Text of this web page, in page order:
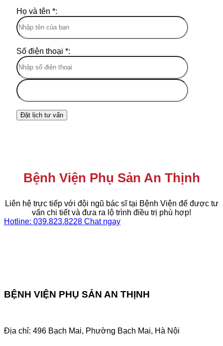
Họ và tên *:
Số điện thoại *:
Bệnh Viện Phụ Sản An Thịnh
Liên hệ trực tiếp với đội ngũ bác sĩ tại Bệnh Viện để được tư
vấn chi tiết và đưa ra lộ trình điều trị phù hợp!
Hotline: 039.823.8228 Chat ngay
BỆNH VIỆN PHỤ SẢN AN THỊNH
Địa chỉ: 496 Bạch Mai, Phường Bạch Mai, Hà Nội